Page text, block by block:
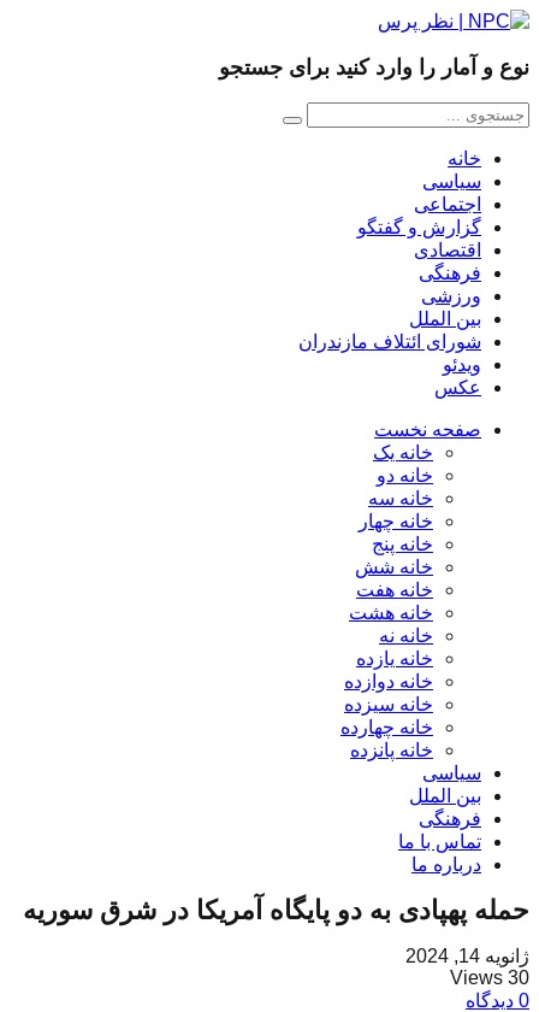
نوع و آمار را وارد کنید برای جستجو
خانه
سیاسی
اجتماعی
گزارش و گفتگو
اقتصادی
فرهنگی
ورزشی
بین الملل
شورای ائتلاف مازندران
ویدئو
عکس
صفحه نخست
خانه یک
خانه دو
خانه سه
خانه چهار
خانه پنج
خانه شش
خانه هفت
خانه هشت
خانه نه
خانه یازده
خانه دوازده
خانه سیزده
خانه چهارده
خانه پانزده
سیاسی
بین الملل
فرهنگی
تماس با ما
درباره ما
حمله پهپادی به دو پایگاه آمریکا در شرق سوریه
ژانویه 14, 2024
30 Views
0 دیدگاه